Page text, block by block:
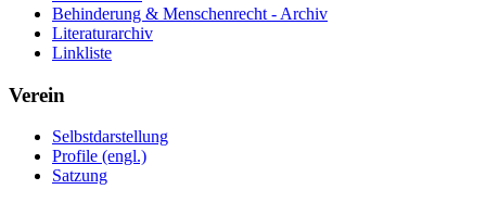
Behinderung & Menschenrecht - Archiv
Literaturarchiv
Linkliste
Verein
Selbstdarstellung
Profile (engl.)
Satzung